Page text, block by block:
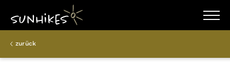
WANDERZIELE
ENTDECKEN
zurück